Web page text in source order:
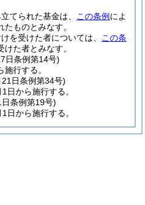
てられた基金は、 この条例 によ
ものとみなす。
を受けた者については、
この条
た者とみなす。
日条例第14号)
行する。
21日条例第34号)
日から施行する。
日条例第19号)
日から施行する。